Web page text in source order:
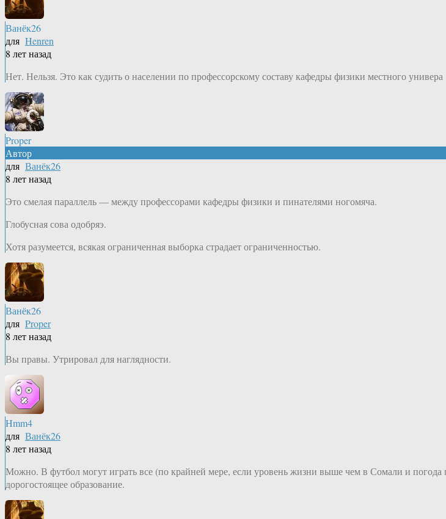
Ванёк26
для Henren
8 лет назад
Нет. Нельзя. Это как судить о населении по профессорскому составу кафедры физики местного универа
Proper
Автор
для Ванёк26
8 лет назад
Это смелая параллель — между профессорами кафедры физики и пинателями ногомяча.
Глобусная сова одобряэ.
Хотя разумеется, всякая ограниченная выборка страдает ограниченностью.
Ванёк26
для Proper
8 лет назад
Вы правы. Утрировал для наглядности.
Hmm4
для Ванёк26
8 лет назад
Можно. В футбол могут играть все (по крайней мере, если уровень жизни выше чем в Сомали и
дорогостоящее образование.